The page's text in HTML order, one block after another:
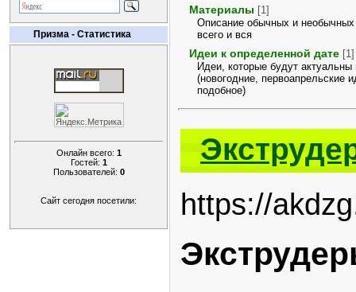
Призма - Статистика
Онлайн всего: 1
Гостей: 1
Пользователей: 0
Сайт сегодня посетили:
Материалы [1]
Описание обычных и необычных
всего и вся
Идеи к определенной дате [1]
Идеи, которые будут
(новогодние, первоапрельские
подобное)
https://